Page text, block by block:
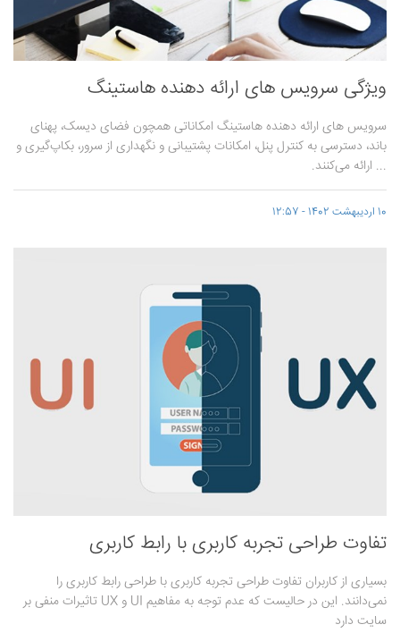
ویژگی سرویس های ارائه دهنده هاستینگ
سرویس های ارائه دهنده هاستینگ امکاناتی همچون فضای دیسک، پهنای
باند، دسترسی به کنترل پنل، امکانات پشتیبانی و نگهداری از سرور، بکاپ‌گیری و
... ارائه می‌کنند.
10 اردیبهشت 1402 - 12:57
تفاوت طراحی تجربه کاربری با رابط کاربری
بسیاری از کاربران تفاوت طراحی تجربه کاربری با طراحی رابط کاربری را
نمی‌دانند. این در حالیست که عدم توجه به مفاهیم UI و UX تاثیرات منفی بر
سایت دارد